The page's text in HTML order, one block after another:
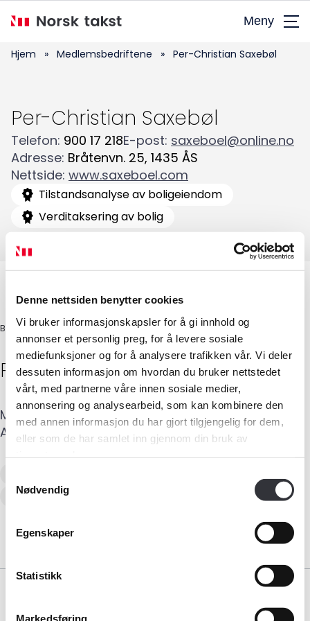
Denne nettsiden benytter cookies
Vi bruker informasjonskapsler for å gi innhold og
annonser et personlig preg, for å levere sosiale
mediefunksjoner og for å analysere trafikken vår. Vi deler
dessuten informasjon om hvordan du bruker nettstedet
vårt, med partnerne våre innen sosiale medier,
annonsering og analysearbeid, som kan kombinere den
med annen informasjon du har gjort tilgjengelig for dem,
eller som de har samlet inn gjennom din bruk av
Nødvendig
Egenskaper
Statistikk
Markedsføring
hovedinnhold
Meny
Søk
etter:
Medlemskap
Kurs og konferanser
Kompetanse
Hjem » Medlemsbedriftene » Per-Christian Saxebøl
Per-Christian Saxebøl
Telefon: 900 17 218E-post: saxeboel@online.no
Adresse: Bråtenvn. 25, 1435 ÅS
Nettside: www.saxeboel.com
Tilstandsanalyse av boligeiendom
Verditaksering av bolig
BYGGMESTER
Per-Christian Saxebøl
Mobil: 900 17 218E-post: saxeboel@online.no
Adresse: Bråtenvn. 25 , 1435 ÅS
Tilstandsanalyse av boligeiendom